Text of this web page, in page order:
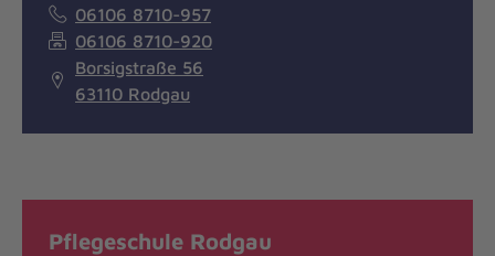
06106 8710-957
06106 8710-920
Borsigstraße 56
63110 Rodgau
Pflegeschule Rodgau